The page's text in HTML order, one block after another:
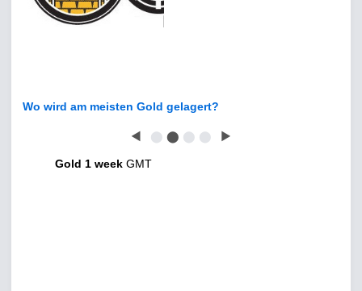
Wo wird am meisten Gold gelagert?
◀ ⬤ ⬤ ⬤ ⬤ ▶
Gold 1 week GMT